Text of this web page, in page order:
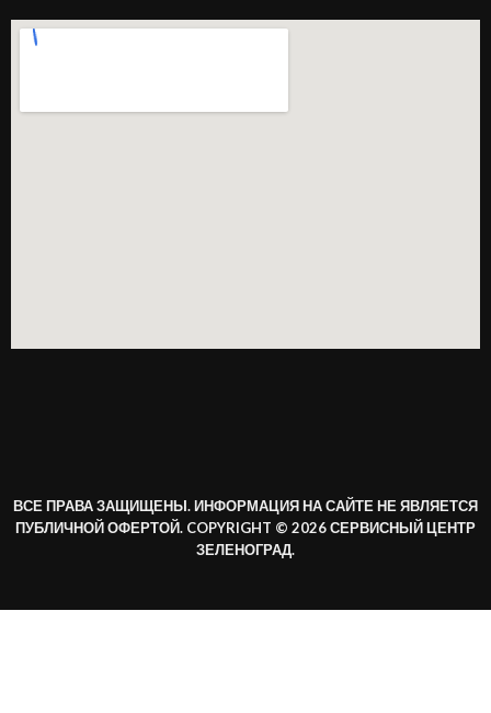
ВСЕ ПРАВА ЗАЩИЩЕНЫ. ИНФОРМАЦИЯ НА САЙТЕ НЕ ЯВЛЯЕТСЯ
ПУБЛИЧНОЙ ОФЕРТОЙ. COPYRIGHT © 2026 СЕРВИСНЫЙ ЦЕНТР
ЗЕЛЕНОГРАД.